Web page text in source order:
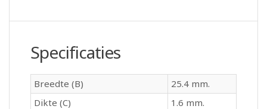
Specificaties
Breedte (B)
25.4 mm.
Dikte (C)
1.6 mm.